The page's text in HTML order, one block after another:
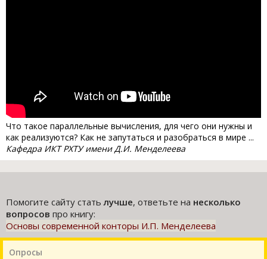
Что такое параллельные вычисления, для чего они нужны и
как реализуются? Как не запутаться и разобраться в мире ...
Кафедра ИКТ РХТУ имени Д.И. Менделеева
Помогите сайту статьлучше, ответьте на несколько
вопросов про книгу:
Основы современной конторы И.П. Менделеева
Опросы